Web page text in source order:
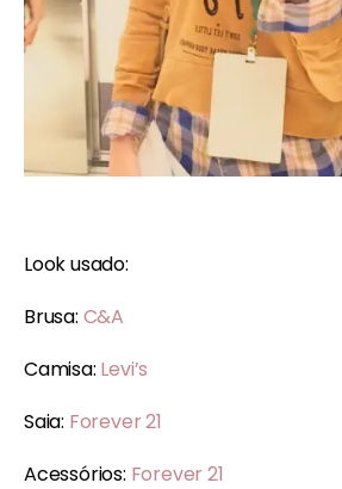
Look usado:
Brusa: C&A
Camisa: Levi’s
Saia: Forever 21
Acessórios: Forever 21